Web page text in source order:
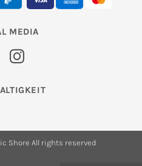
MEDIA
Shore All rights reserved